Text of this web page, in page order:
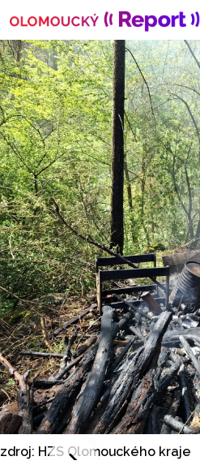
zdroj: HZS Olomouckého kraje